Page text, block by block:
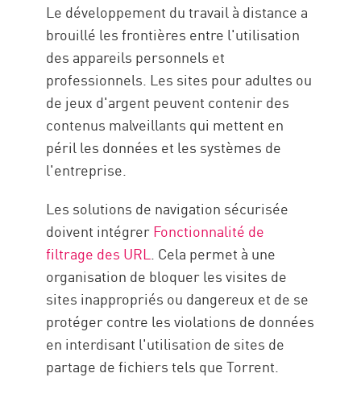
Le développement du travail à distance a
brouillé les frontières entre l'utilisation
des appareils personnels et
professionnels. Les sites pour adultes ou
de jeux d'argent peuvent contenir des
contenus malveillants qui mettent en
péril les données et les systèmes de
l'entreprise.
Les solutions de navigation sécurisée
doivent intégrerFonctionnalité de
filtrage des URL. Cela permet à une
organisation de bloquer les visites de
sites inappropriés ou dangereux et de se
protéger contre les violations de données
en interdisant l'utilisation de sites de
partage de fichiers tels que Torrent.